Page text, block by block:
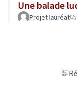
Une balade
Projet lauréat